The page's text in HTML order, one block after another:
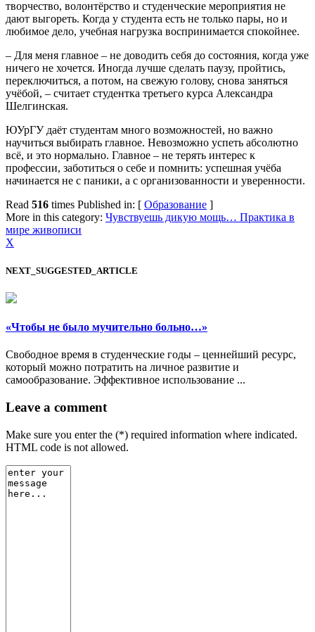
творчество, волонтёрство и студенческие мероприятия не
дают выгореть. Когда у студента есть не только пары, но и
любимое дело, учебная нагрузка воспринимается спокойнее.
– Для меня главное – не доводить себя до состояния, когда уже
ничего не хочется. Иногда лучше сделать паузу, пройтись,
переключиться, а потом, на свежую голову, снова заняться
учёбой, – считает студентка третьего курса Александра
Шелгинская.
ЮУрГУ даёт студентам много возможностей, но важно
научиться выбирать главное. Невозможно успеть абсолютно
всё, и это нормально. Главное – не терять интерес к
профессии, заботиться о себе и помнить: успешная учёба
начинается не с паники, а с организованности и уверенности.
Read 516 times Published in: [ Образование ]
More in this category: Чувствуешь дикую мощь… Практика в
мире живописи
X
NEXT_SUGGESTED_ARTICLE
«Чтобы не было мучительно больно…»
Свободное время в студенческие годы – ценнейший ресурс,
который можно потратить на личное развитие и
самообразование. Эффективное использование ...
Leave a comment
Make sure you enter the (*) required information where indicated.
HTML code is not allowed.